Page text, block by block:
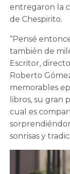
entregaron la
de Chespirito.
“Pensé
también de
Escritor,
Roberto
memorables
libros, su gran
cual es
sonrisas y